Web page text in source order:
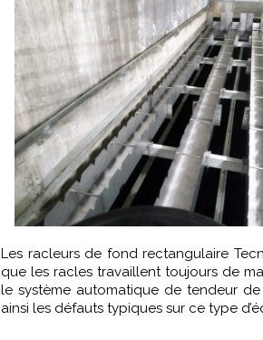
Les racleurs de fond rectangulaire
que les racles travaillent toujours de
le système automatique de tendeur
ainsi les défauts typiques sur ce type